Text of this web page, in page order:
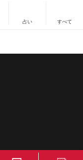
占い すべて